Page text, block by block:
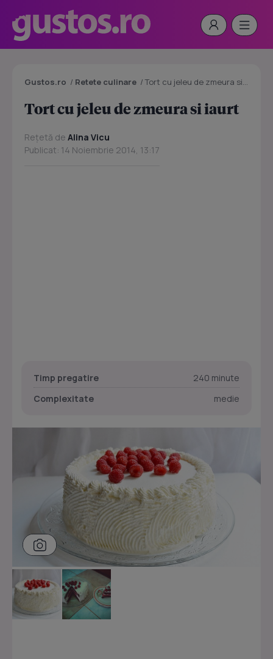
Gustos.ro / Retete culinare /Tort cu jeleu de zmeura si iaurt
Tort cu jeleu de zmeura si iaurt
Rețetă de Alina Vicu
Publicat: 14 Noiembrie 2014, 13:17
Timp pregatire
240 minute
Complexitate
medie